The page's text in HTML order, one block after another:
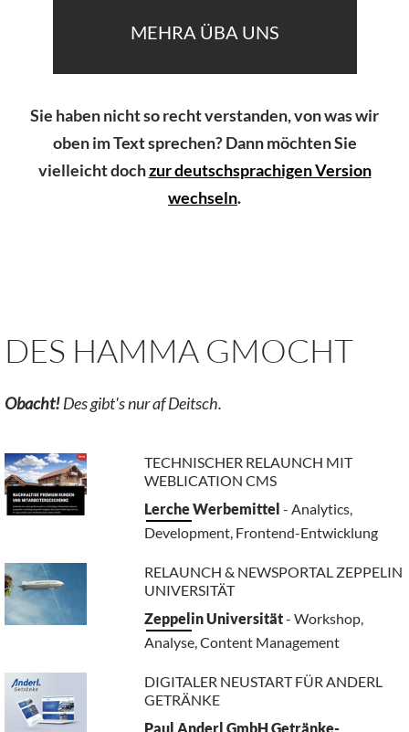
MEHRA ÜBA UNS
Sie haben nicht so recht verstanden, von was wir
oben im Text sprechen? Dann möchten Sie
vielleicht dochzur deutschsprachigen Version
wechseln.
DES HAMMA GMOCHT
Obacht!Des gibt's nur af Deitsch.
TECHNISCHER RELAUNCH MIT
WEBLICATION CMS
Lerche Werbemittel - Analytics,
Development, Frontend-Entwicklung
RELAUNCH & NEWSPORTAL ZEPPELIN
UNIVERSITÄT
Zeppelin Universität- Workshop,
Analyse, Content Management
DIGITALER NEUSTART FÜR ANDERL
GETRÄNKE
Paul Anderl GmbH Getränke-